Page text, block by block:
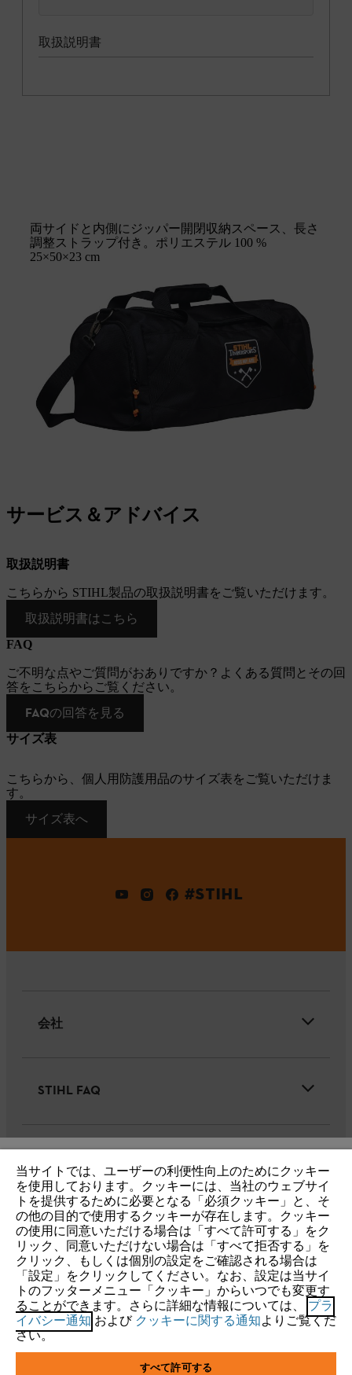
取扱説明書
両サイドと内側にジッパー開閉収納スペース、長さ
調整ストラップ付き。ポリエステル 100 %
25×50×23 cm
サービス＆アドバイス
取扱説明書
こちらから STIHL製品の取扱説明書をご覧いただけます。
取扱説明書はこちら
FAQ
ご不明な点やご質問がおありですか？よくある質問とその回
答をこちらからご覧ください。
FAQの回答を見る
サイズ表
こちらから、個人用防護用品のサイズ表をご覧いただけま
す。
サイズ表へ
#STIHL
会社
STIHL FAQ
個人情報保護・サイトの利用 クッキー
製品保証(一般向け)
製品保証(リース・レンタル業者様向け)
株式会社スチール（STIHL Co., Ltd.）
IHR BROWSER WIRD NICHT
UNTERSTÜTZT
Sie nutzen einen Browser, den wir noch nicht unterstützen. Für
eine optimale Nutzung unserer Seite empfehlen wir Ihnen, zu
einem der folgenden Browser zu wechseln:
Firefox Chrome
当サイトでは、ユーザーの利便性向上のためにクッキー
を使用しております。クッキーには、当社のウェブサイ
トを提供するために必要となる「必須クッキー」と、そ
の他の目的で使用するクッキーが存在します。クッキー
の使用に同意いただける場合は「すべて許可する」をク
リック、同意いただけない場合は「すべて拒否する」を
クリック、もしくは個別の設定をご確認される場合は
「設定」をクリックしてください。なお、設定は当サイ
トのフッターメニュー「クッキー」からいつでも変更す
ることができます。さらに詳細な情報については、 プラ
イバシー通知 および クッキーに関する通知よりご覧くだ
さい。
すべて許可する